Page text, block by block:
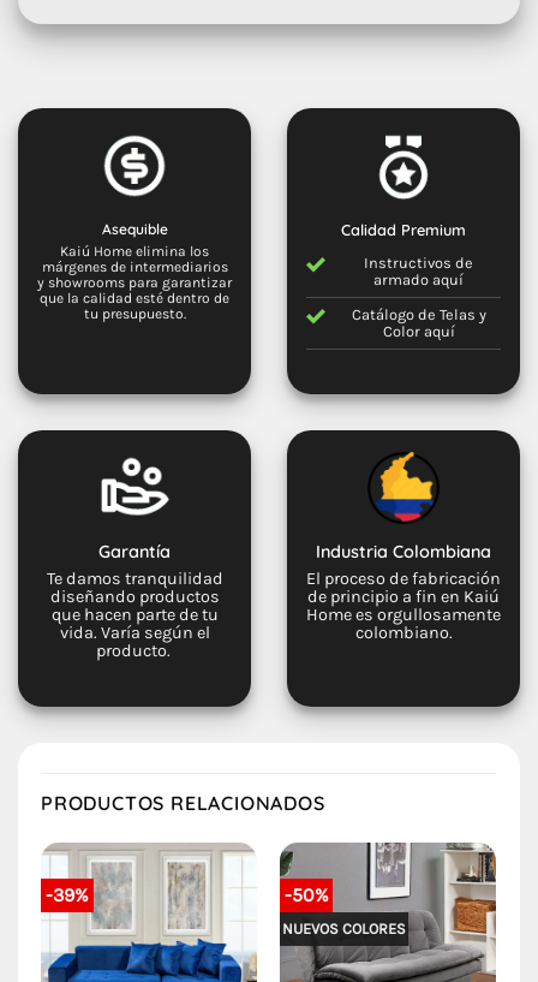
Asequible
Kaiú Home elimina los
márgenes de intermediarios
y showrooms para garantizar
que la calidad esté dentro de
tu presupuesto.
Calidad Premium
Instructivos de
armado aquí
Catálogo de Telas y
Color aquí
Garantía
Te damos tranquilidad
diseñando productos
que hacen parte de tu
vida. Varía según el
producto.
Industria Colombiana
El proceso de fabricación
de principio a fin en Kaiú
Home es orgullosamente
colombiano.
PRODUCTOS RELACIONADOS
-39% -50%
NUEVOS COLORES